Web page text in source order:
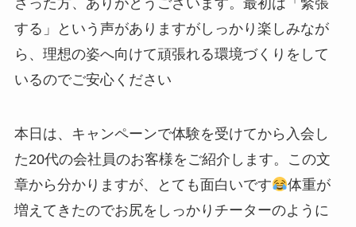
さった方、ありがとうございます。最初は「緊張
する」という声がありますがしっかり楽しみなが
ら、理想の姿へ向けて頑張れる環境づくりをして
いるのでご安心ください
本日は、キャンペーンで体験を受けてから入会し
た20代の会社員のお客様をご紹介します。この文
章から分かりますが、とても面白いです
体重が
増えてきたのでお尻をしっかりチーターのように